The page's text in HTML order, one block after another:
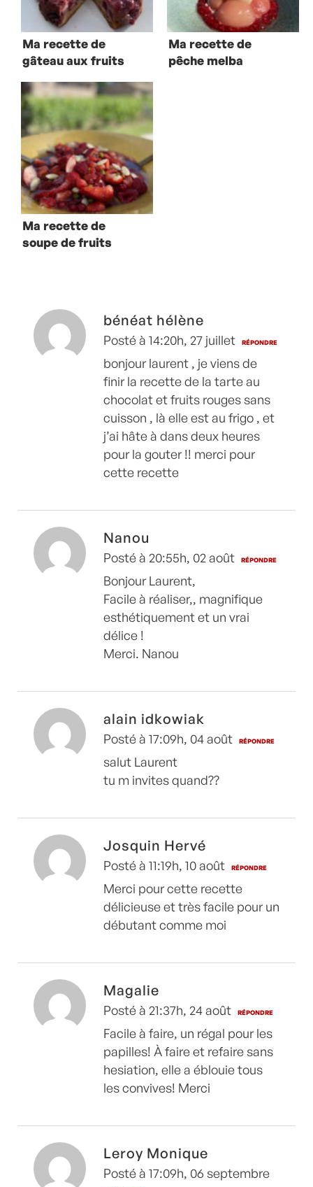
Ma recette de
gâteau aux fruits
plancha
Ma recette de
pêche melba
Ma recette de
soupe de fruits
bénéat hélène
Posté à 14:20h, 27 juillet RÉPONDRE
bonjour laurent , je viens de
finir la recette de la tarte au
chocolat et fruits rouges sans
cuisson , là elle est au frigo , et
j’ai hâte à dans deux heures
pour la gouter !! merci pour
cette recette
Nanou
Posté à 20:55h, 02 août RÉPONDRE
Bonjour Laurent,
Facile à réaliser,, magnifique
esthétiquement et un vrai
délice !
Merci. Nanou
alain idkowiak
Posté à 17:09h, 04 août RÉPONDRE
salut Laurent
tu m invites quand??
Josquin Hervé
Posté à 11:19h, 10 août RÉPONDRE
Merci pour cette recette
délicieuse et très facile pour un
débutant comme moi
Magalie
Posté à 21:37h, 24 août RÉPONDRE
Facile à faire, un régal pour les
papilles! À faire et refaire sans
hesiation, elle a éblouie tous
les convives! Merci
Leroy Monique
Posté à 17:09h, 06 septembre